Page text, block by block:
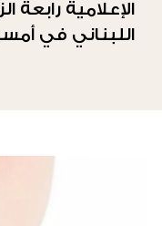
الإعلامية رابعة
اللبناني في